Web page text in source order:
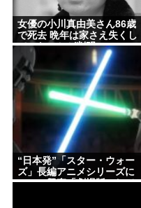
女優の小川真由美さん86歳
で死去 晩年は家さえ失くし
ていたことが判明
“日本発”「スター・ウォー
ズ」長編アニメシリーズに
ファン興奮「劇場版にして